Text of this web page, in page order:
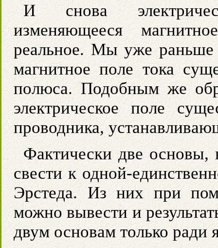
И снова
изменяющееся
реальное. Мы уже
магнитное поле тока
полюса. Подобным же
электрическое поле
проводника,
Фактически две основы,
свести к одной-
Эрстеда. Из них при
можно вывести и
двум основам только ради